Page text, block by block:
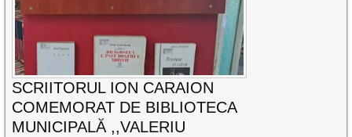
SCRIITORUL ION CARAION
COMEMORAT DE BIBLIOTECA
MUNICIPALĂ ,,VALERIU